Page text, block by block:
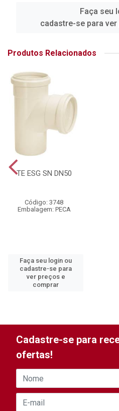
Faça seu
cadastre-se para
Produtos Relacionados
TE ESG SN DN50
Código: 3748
Embalagem: PECA
Faça seu login ou
cadastre-se para
ver preços e
comprar
Cadastre-se para
ofertas!